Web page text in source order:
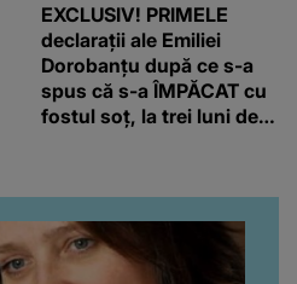
EXCLUSIV! PRIMELE
declarații ale Emiliei
Dorobanțu după ce s-a
spus că s-a ÎMPĂCAT cu
fostul soț, la trei luni de
artistă i-a lăsat MASCĂ
pe toți. De data aceasta,
chiar a rupt tăcerea:
”Poate că aveam să ne